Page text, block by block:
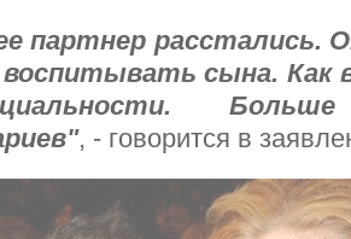
партнер расстались.
сына. Как
, - говорится в